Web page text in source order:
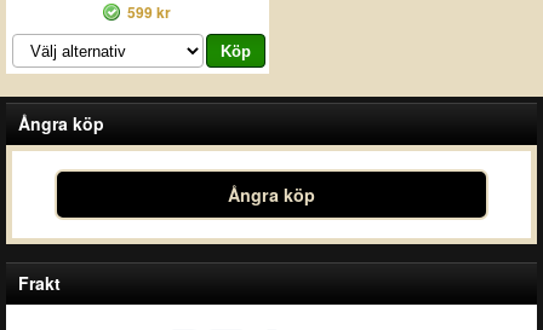
599 kr
Ångra köp
Ångra köp
Frakt